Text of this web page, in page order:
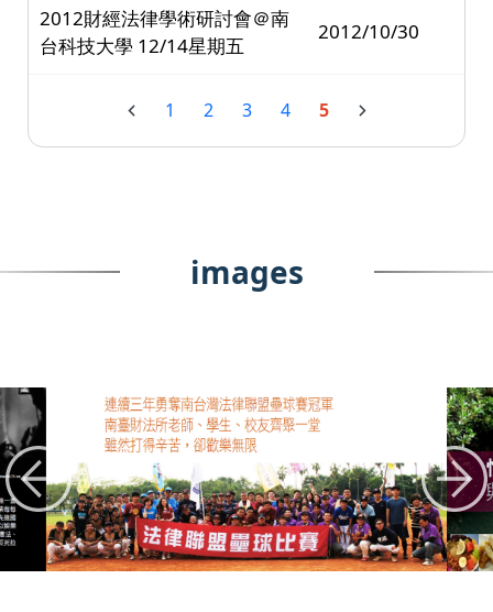
2012財經法律學術研討會＠南
台科技大學 12/14星期五
2012/10/30
1 2 3 4 5
images